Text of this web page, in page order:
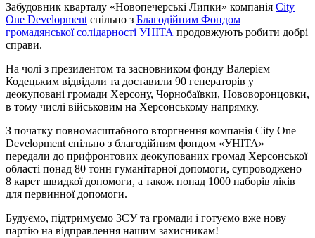
Забудовник кварталу «Новопечерські Липки» компанія City
One Developmentспільно з Благодійним Фондом
громадянської солідарності УНІТА продовжують робити добрі
справи.
На чолі з президентом та засновником фонду Валерієм
Кодецьким відвідали та доставили 90 генераторів у
деокуповані громади Херсону, Чорнобаївки, Нововоронцовки,
в тому числі військовим на Херсонському напрямку.
З початку повномасштабного вторгнення компанія City One
Development спільно з благодійним фондом «УНІТА»
передали до прифронтових деокупованих громад Херсонської
області понад 80 тонн гуманітарної допомоги, супроводжено
8 карет швидкої допомоги, а також понад 1000 наборів ліків
для первинної допомоги.
Будуємо, підтримуємо ЗСУ та громади і готуємо вже нову
партію на відправлення нашим захисникам!